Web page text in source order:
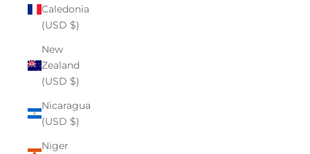
Caledonia
(USD $)
New
Zealand
(USD $)
Nicaragua
(USD $)
Niger